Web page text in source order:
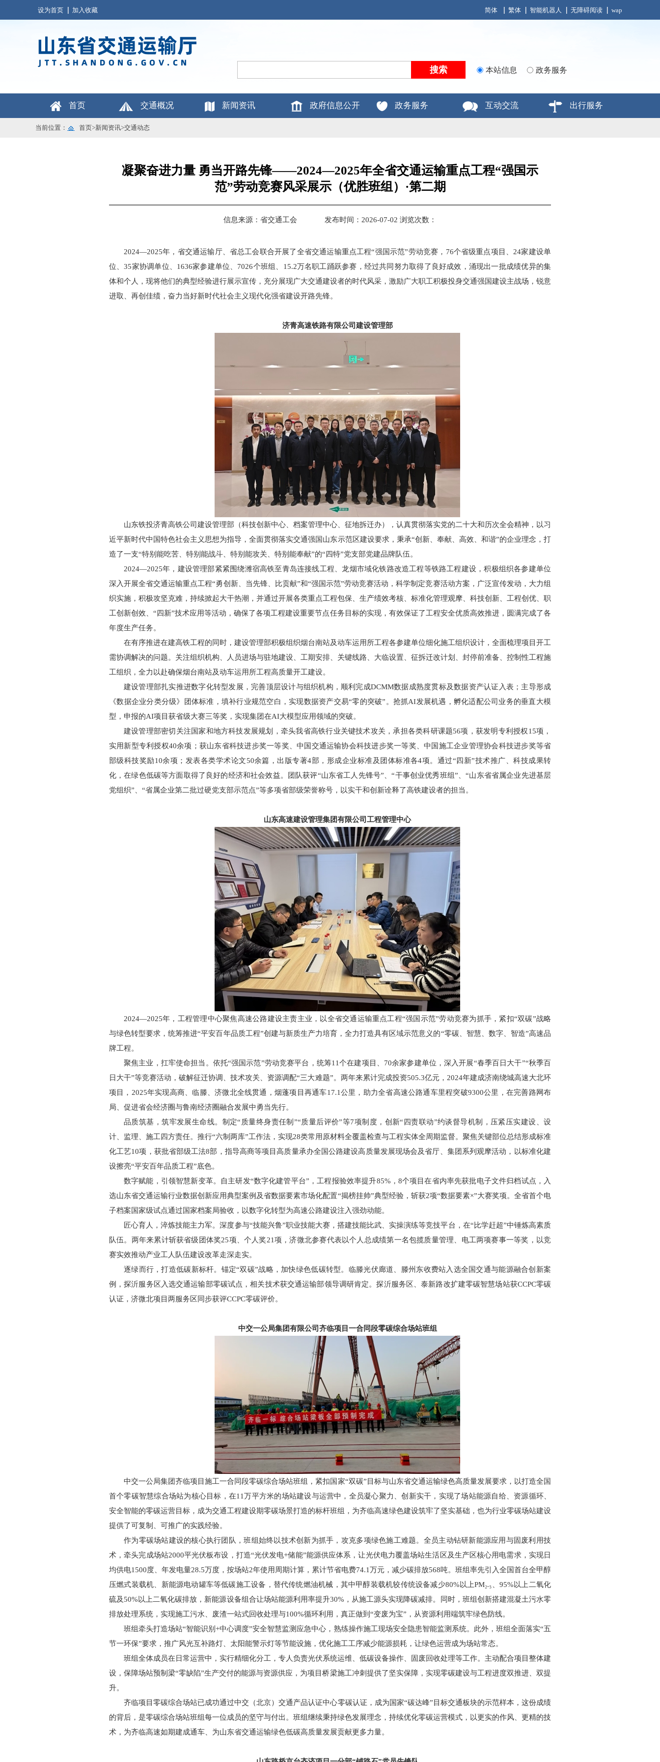
设为首页 加入收藏 简体 繁体 智能机器人 无障碍阅读 wap
本站信息 政务服务
首页 交通概况 新闻资讯 政府信息公开 政务服务 互动交流 出行服务
当前位置： 首页>新闻资讯>交通动态
凝聚奋进力量 勇当开路先锋——2024—2025年全省交通运输重点工程“强国示
范”劳动竞赛风采展示（优胜班组）·第二期
信息来源：省交通工会 发布时间：2026-07-02 浏览次数：
2024—2025年，省交通运输厅、省总工会联合开展了全省交通运输重点工程“强国示范”劳动竞赛，76个省级重点项目、24家建设单
位、35家协调单位、1636家参建单位、7026个班组、15.2万名职工踊跃参赛，经过共同努力取得了良好成效，涌现出一批成绩优异的集
体和个人，现将他们的典型经验进行展示宣传，充分展现广大交通建设者的时代风采，激励广大职工积极投身交通强国建设主战场，锐意
进取、再创佳绩，奋力当好新时代社会主义现代化强省建设开路先锋。
济青高速铁路有限公司建设管理部
山东铁投济青高铁公司建设管理部（科技创新中心、档案管理中心、征地拆迁办），认真贯彻落实党的二十大和历次全会精神，以习
近平新时代中国特色社会主义思想为指导，全面贯彻落实交通强国山东示范区建设要求，秉承“创新、奉献、高效、和谐”的企业理念，打
造了一支“特别能吃苦、特别能战斗、特别能攻关、特别能奉献”的“四特”党支部党建品牌队伍。
2024—2025年，建设管理部紧紧围绕潍宿高铁至青岛连接线工程、龙烟市域化铁路改造工程等铁路工程建设，积极组织各参建单位
深入开展全省交通运输重点工程“勇创新、当先锋、比贡献”和“强国示范”劳动竞赛活动，科学制定竞赛活动方案，广泛宣传发动，大力组
织实施，积极攻坚克难，持续掀起大干热潮，并通过开展各类重点工程包保、生产绩效考核、标准化管理观摩、科技创新、工程创优、职
工创新创效、“四新”技术应用等活动，确保了各项工程建设重要节点任务目标的实现，有效保证了工程安全优质高效推进，圆满完成了各
年度生产任务。
在有序推进在建高铁工程的同时，建设管理部积极组织烟台南站及动车运用所工程各参建单位细化施工组织设计，全面梳理项目开工
需协调解决的问题。关注组织机构、人员进场与驻地建设、工期安排、关键线路、大临设置、征拆迁改计划、封停前准备、控制性工程施
工组织，全力以赴确保烟台南站及动车运用所工程高质量开工建设。
建设管理部扎实推进数字化转型发展，完善顶层设计与组织机构，顺利完成DCMM数据成熟度贯标及数据资产认证入表；主导形成
《数据企业分类分级》团体标准，填补行业规范空白，实现数据资产交易“零的突破”。抢抓AI发展机遇，孵化适配公司业务的垂直大模
型，申报的AI项目获省级大赛三等奖，实现集团在AI大模型应用领域的突破。
建设管理部密切关注国家和地方科技发展规划，牵头我省高铁行业关键技术攻关，承担各类科研课题56项，获发明专利授权15项，
实用新型专利授权40余项；获山东省科技进步奖一等奖、中国交通运输协会科技进步奖一等奖、中国施工企业管理协会科技进步奖等省
部级科技奖励10余项；发表各类学术论文50余篇，出版专著4部，形成企业标准及团体标准各4项。通过“四新”技术推广、科技成果转
化，在绿色低碳等方面取得了良好的经济和社会效益。团队获评“山东省工人先锋号”、“干事创业优秀班组”、“山东省省属企业先进基层
党组织”、“省属企业第二批过硬党支部示范点”等多项省部级荣誉称号，以实干和创新诠释了高铁建设者的担当。
山东高速建设管理集团有限公司工程管理中心
2024—2025年，工程管理中心聚焦高速公路建设主责主业，以全省交通运输重点工程“强国示范”劳动竞赛为抓手，紧扣“双碳”战略
与绿色转型要求，统筹推进“平安百年品质工程”创建与新质生产力培育，全力打造具有区域示范意义的“零碳、智慧、数字、智造”高速品
牌工程。
聚焦主业，扛牢使命担当。依托“强国示范”劳动竞赛平台，统筹11个在建项目、70余家参建单位，深入开展“春季百日大干”“秋季百
日大干”等竞赛活动，破解征迁协调、技术攻关、资源调配“三大难题”。两年来累计完成投资505.3亿元，2024年建成济南绕城高速大北环
项目，2025年实现高商、临滕、济微北全线贯通，烟蓬项目再通车17.1公里，助力全省高速公路通车里程突破9300公里，在完善路网布
局、促进省会经济圈与鲁南经济圈融合发展中勇当先行。
品质筑基，筑牢发展生命线。制定“质量终身责任制”“质量后评价”等7项制度，创新“四责联动”约谈督导机制，压紧压实建设、设
计、监理、施工四方责任。推行“六制两库”工作法，实现28类常用原材料全覆盖检查与工程实体全周期监督。聚焦关键部位总结形成标准
化工艺10项，获批省部级工法8部，指导高商等项目高质量承办全国公路建设高质量发展现场会及省厅、集团系列观摩活动，以标准化建
设擦亮“平安百年品质工程”底色。
数字赋能，引领智慧新变革。自主研发“数字化建管平台”，工程报验效率提升85%，8个项目在省内率先获批电子文件归档试点，入
选山东省交通运输行业数据创新应用典型案例及省数据要素市场化配置“揭榜挂帅”典型经验，斩获2项“数据要素×”大赛奖项。全省首个电
子档案国家级试点通过国家档案局验收，以数字化转型为高速公路建设注入强劲动能。
匠心育人，淬炼技能主力军。深度参与“技能兴鲁”职业技能大赛，搭建技能比武、实操演练等竞技平台，在“比学赶超”中锤炼高素质
队伍。两年来累计斩获省级团体奖25项、个人奖21项，济微北参赛代表以个人总成绩第一名包揽质量管理、电工两项赛事一等奖，以竞
赛实效推动产业工人队伍建设改革走深走实。
逐绿而行，打造低碳新标杆。锚定“双碳”战略，加快绿色低碳转型。临滕光伏廊道、滕州东收费站入选全国交通与能源融合创新案
例，探沂服务区入选交通运输部零碳试点，相关技术获交通运输部领导调研肯定。探沂服务区、泰新路改扩建零碳智慧场站获CCPC零碳
认证，济微北项目两服务区同步获评CCPC零碳评价。
中交一公局集团有限公司齐临项目一合同段零碳综合场站班组
中交一公局集团齐临项目施工一合同段零碳综合场站班组，紧扣国家“双碳”目标与山东省交通运输绿色高质量发展要求，以打造全国
首个零碳智慧综合场站为核心目标，在11万平方米的场站建设与运营中，全员凝心聚力、创新实干，实现了场站能源自给、资源循环、
安全智能的零碳运营目标，成为交通工程建设期零碳场景打造的标杆班组，为齐临高速绿色建设筑牢了坚实基础，也为行业零碳场站建设
提供了可复制、可推广的实践经验。
作为零碳场站建设的核心执行团队，班组始终以技术创新为抓手，攻克多项绿色施工难题。全员主动钻研新能源应用与固废利用技
术，牵头完成场站2000平光伏板布设，打造“光伏发电+储能”能源供应体系，让光伏电力覆盖场站生活区及生产区核心用电需求，实现日
均供电1500度、年发电量28.5万度，按场站2年使用周期计算，累计节省电费74.1万元，减少碳排放568吨。班组率先引入全国首台全甲醇
压燃式装载机、新能源电动罐车等低碳施工设备，替代传统燃油机械，其中甲醇装载机较传统设备减少80%以上PM₂.₅、95%以上二氧化
硫及50%以上二氧化碳排放，新能源设备组合让场站能源利用率提升30%，从施工源头实现降碳减排。同时，班组创新搭建混凝土污水零
排放处理系统，实现施工污水、废渣一站式回收处理与100%循环利用，真正做到“变废为宝”，从资源利用端筑牢绿色防线。
班组牵头打造场站“智能识别+中心调度”安全智慧监测应急中心，熟练操作施工现场安全隐患智能监测系统。此外，班组全面落实“五
节一环保”要求，推广风光互补路灯、太阳能警示灯等节能设施，优化施工工序减少能源损耗，让绿色运营成为场站常态。
班组全体成员在日常运营中，实行精细化分工，专人负责光伏系统运维、低碳设备操作、固废回收处理等工作。主动配合项目整体建
设，保障场站预制梁“零缺陷”生产交付的能源与资源供应，为项目桥梁施工冲刺提供了坚实保障，实现零碳建设与工程进度双推进、双提
升。
齐临项目零碳综合场站已成功通过中交（北京）交通产品认证中心零碳认证，成为国家“碳达峰”目标交通板块的示范样本，这份成绩
的背后，是零碳综合场站班组每一位成员的坚守与付出。班组继续秉持绿色发展理念，持续优化零碳运营模式，以更实的作风、更精的技
术，为齐临高速如期建成通车、为山东省交通运输绿色低碳高质量发展贡献更多力量。